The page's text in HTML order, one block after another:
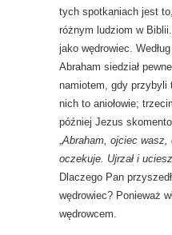
tych spotkaniach jest
różnym ludziom w
jako wędrowiec.
Abraham siedział
namiotem, gdy przybyli
nich to aniołowie;
później Jezus
„Abraham, ojciec wasz,
oczekuje. Ujrzał i
Dlaczego Pan
wędrowiec? Ponieważ
wędrowcem.